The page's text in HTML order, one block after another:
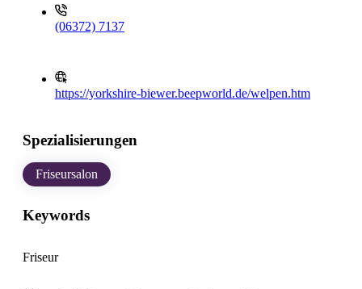
(06372) 7137
https://yorkshire-biewer.beepworld.de/welpen.htm
Spezialisierungen
Friseursalon
Keywords
Friseur